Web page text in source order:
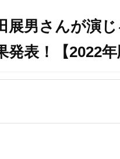
展男さんが演
表！【2022年